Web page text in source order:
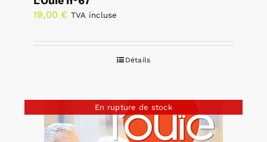
19,00 € TVA incluse
Détails
En rupture de stock